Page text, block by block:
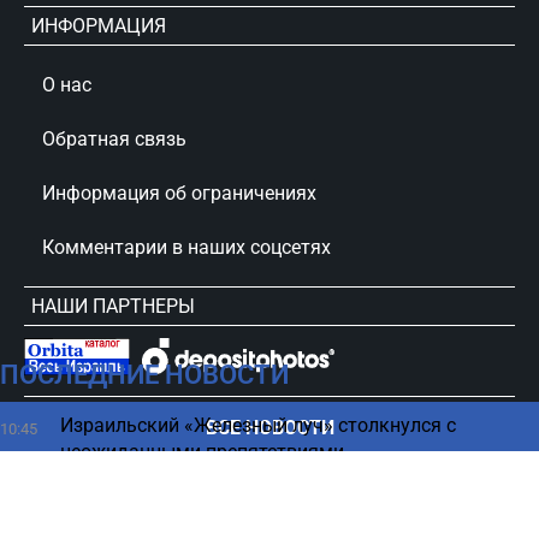
ПОСЛЕДНИЕ НОВОСТИ
10:45
Израильский «Железный луч» столкнулся с
неожиданными препятствиями
ВСЕ НОВОСТИ
ИНФОРМАЦИЯ
О нас
Обратная связь
Информация об ограничениях
Комментарии в наших соцсетях
НАШИ ПАРТНЕРЫ
сursorinfo.co.il © Все права защищены